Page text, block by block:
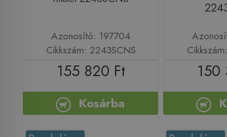
Azonosító: 197704
Cikkszám: 2243SCNS
155 820 Ft
Kosárba
150